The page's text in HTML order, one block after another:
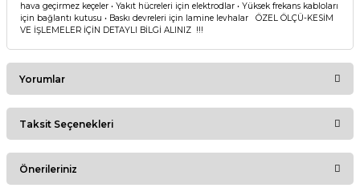
hava geçirmez keçeler • Yakıt hücreleri için elektrodlar • Yüksek frekans kabloları
için bağlantı kutusu • Baskı devreleri için lamine levhalar ÖZEL ÖLÇÜ-KESİM
VE İŞLEMELER İÇİN DETAYLI BİLGİ ALINIZ !!!
Yorumlar
Bu ürüne ilk yorumu siz yapın!
Taksit Seçenekleri
Önerileriniz